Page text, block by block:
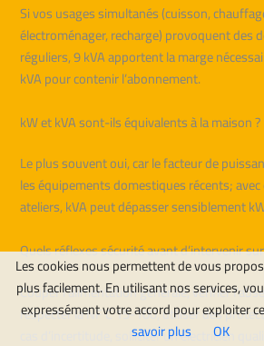
Si vos usages simultanés (cuisson,
électroménager, recharge) provoquent des
réguliers, 9 kVA apportent la marge
kVA pour contenir l’abonnement.
kW et kVA sont-ils équivalents à la maison ?
Le plus souvent oui, car le facteur de
les équipements domestiques récents;
ateliers, kVA peut dépasser sensiblement
Quels réflexes sécurité avant d’intervenir
Couper l’alimentation générale, vérifier
respecter la NF C 15-100, utiliser des
cas d’incertitude, solliciter un électricien
Les cookies nous permettent de vous
plus facilement. En utilisant nos services,
expressément votre accord pour exploiter
savoir plus
OK